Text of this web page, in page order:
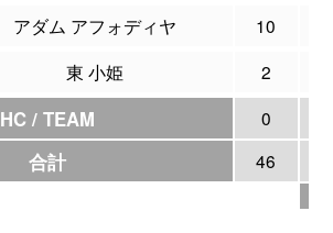
アダム アフォディヤ 10
東 小姫 2
HC / TEAM 0
合計 46